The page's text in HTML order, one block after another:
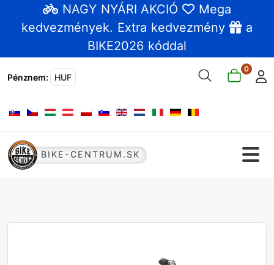
NAGY NYÁRI AKCIÓ
Mega
kedvezmények. Extra kedvezmény
a
BIKE2026 kóddal
Pénznem: HUF
0
Válasszon nyelvet
BIKE-CENTRUM.SK